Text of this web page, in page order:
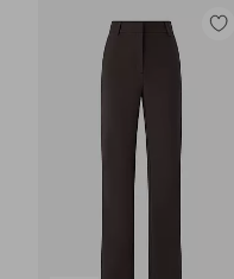
Lägg